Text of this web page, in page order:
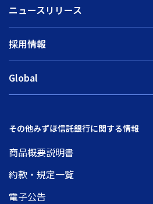
ニュースリリース
採用情報
Global
その他みずほ信託銀行に関する情報
商品概要説明書
約款・規定一覧
電子公告